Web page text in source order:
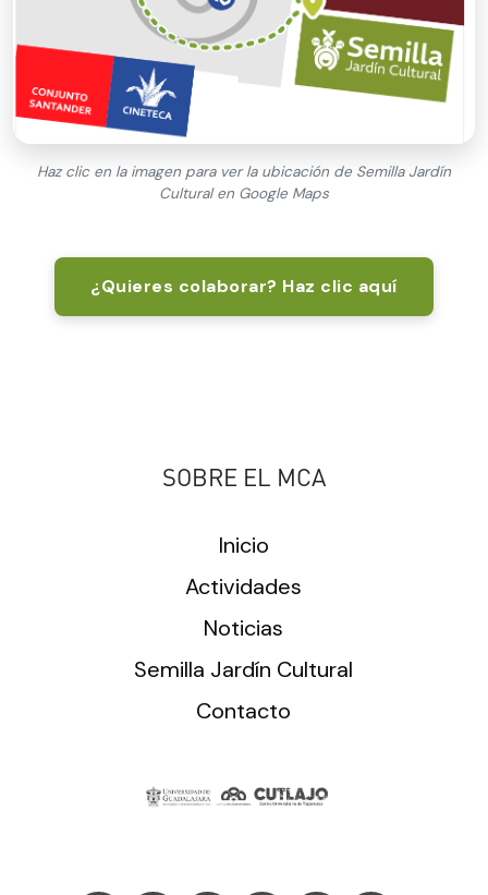
Haz clic en la imagen para ver la ubicación de Semilla Jardín
Cultural en Google Maps
¿Quieres colaborar? Haz clic aquí
SOBRE EL MCA
Inicio
Actividades
Noticias
Semilla Jardín Cultural
Contacto